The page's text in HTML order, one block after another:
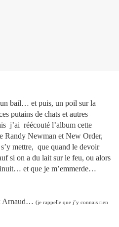
bail… et puis, un poil sur la
putains de chats et autres
j’ai réécouté l’album cette
Randy Newman et New Order,
mettre, que quand le devoir
si on a du lait sur le feu, ou alors
et que je m’emmerde…
Arnaud… (je rappelle que j’y connais rien